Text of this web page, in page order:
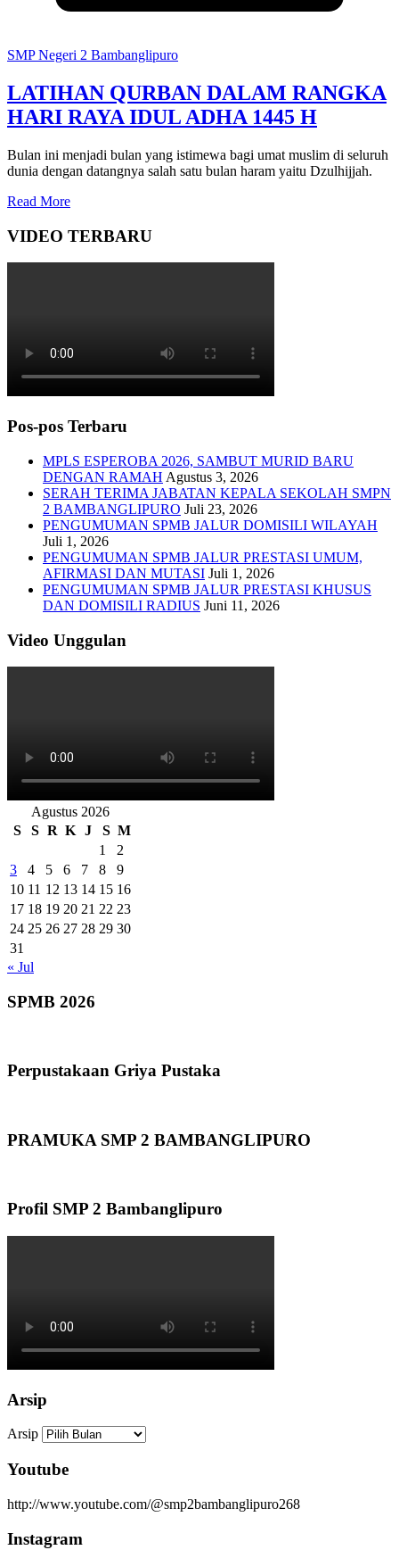
SMP Negeri 2 Bambanglipuro
LATIHAN QURBAN DALAM RANGKA
HARI RAYA IDUL ADHA 1445 H
Bulan ini menjadi bulan yang istimewa bagi umat muslim di seluruh
dunia dengan datangnya salah satu bulan haram yaitu Dzulhijjah.
Read More
VIDEO TERBARU
Pos-pos Terbaru
MPLS ESPEROBA 2026, SAMBUT MURID BARU
DENGAN RAMAH Agustus 3, 2026
SERAH TERIMA JABATAN KEPALA SEKOLAH SMPN
2 BAMBANGLIPURO Juli 23, 2026
PENGUMUMAN SPMB JALUR DOMISILI WILAYAH
Juli 1, 2026
PENGUMUMAN SPMB JALUR PRESTASI UMUM,
AFIRMASI DAN MUTASI Juli 1, 2026
PENGUMUMAN SPMB JALUR PRESTASI KHUSUS
DAN DOMISILI RADIUS Juni 11, 2026
Video Unggulan
Agustus 2026
S
S R K J S M
1
2
3
4 5 6 7 8
9
10 11 12 13 14 15 16
17 18 19 20 21 22 23
24 25 26 27 28 29 30
31
« Jul
SPMB 2026
Perpustakaan Griya Pustaka
PRAMUKA SMP 2 BAMBANGLIPURO
Profil SMP 2 Bambanglipuro
Arsip
Arsip
Youtube
http://www.youtube.com/@smp2bambanglipuro268
Instagram